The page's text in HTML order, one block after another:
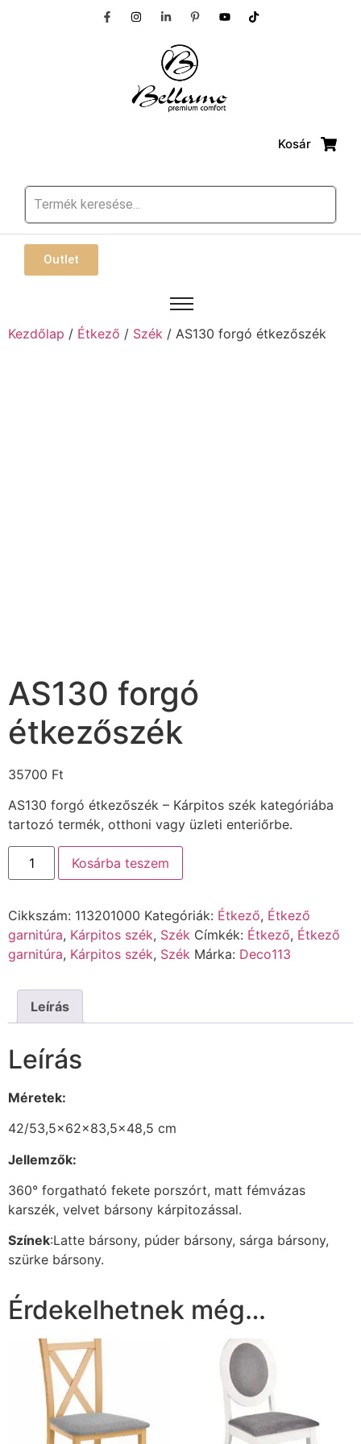
Kosár
Outlet
Kezdőlap / Étkező / Szék / AS130 forgó étkezőszék
AS130 forgó
étkezőszék
35700 Ft
AS130 forgó étkezőszék – Kárpitos szék kategóriába
tartozó termék, otthoni vagy üzleti enteriőrbe.
Kosárba teszem
Cikkszám: 113201000 Kategóriák: Étkező, Étkező
garnitúra, Kárpitos szék, Szék Címkék: Étkező, Étkező
garnitúra, Kárpitos szék, Szék Márka: Deco113
Leírás
Leírás
Méretek:
42/53,5x62x83,5×48,5 cm
Jellemzők:
360° forgatható fekete porszórt, matt fémvázas
karszék, velvet bársony kárpitozással.
Színek:Latte bársony, púder bársony, sárga bársony,
szürke bársony.
Érdekelhetnek még…